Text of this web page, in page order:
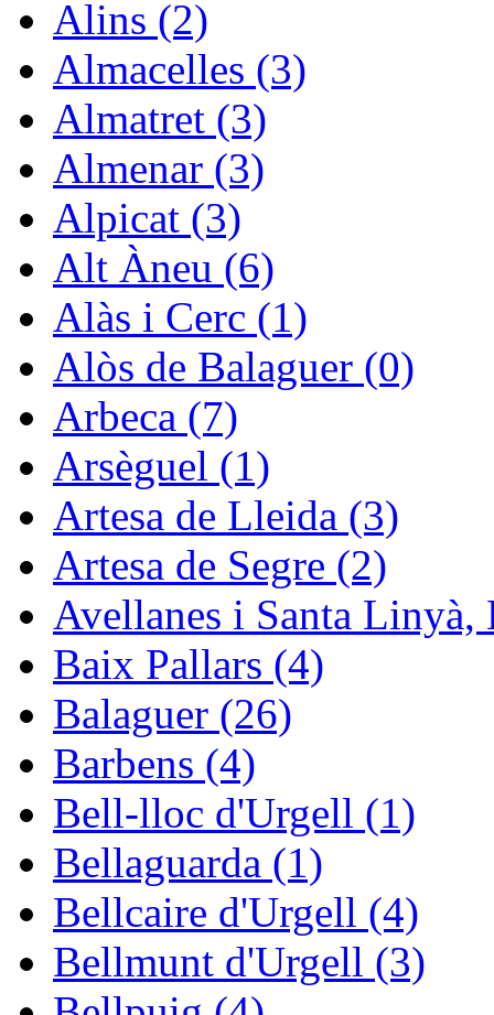
Alins (2)
Almacelles (3)
Almatret (3)
Almenar (3)
Alpicat (3)
Alt Àneu (6)
Alàs i Cerc (1)
Alòs de Balaguer (0)
Arbeca (7)
Arsèguel (1)
Artesa de Lleida (3)
Artesa de Segre (2)
Avellanes i Santa Linyà,
Baix Pallars (4)
Balaguer (26)
Barbens (4)
Bell-lloc d'Urgell (1)
Bellaguarda (1)
Bellcaire d'Urgell (4)
Bellmunt d'Urgell (3)